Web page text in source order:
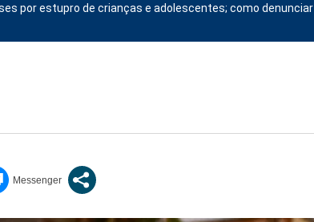
por estupro de crianças e adolescentes; como denunciar